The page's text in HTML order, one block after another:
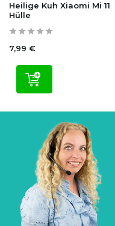
Heilige Kuh Xiaomi Mi 11
Hülle
7,99 €